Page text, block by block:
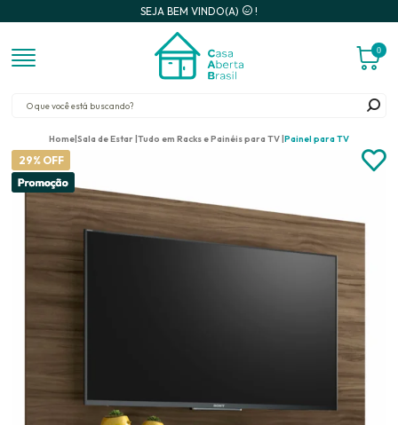
SEJA BEM VINDO(A) !
0
Home Sala de Estar Tudo em Racks e Painéis para TV Painel para TV
29% OFF